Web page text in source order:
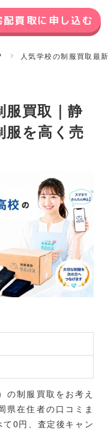
配買取に申し込む
人気学校の制服買取最
服買取｜静
服を高く売
の制服買取をお考え
県在住者の口コミま
0円、査定後キャン